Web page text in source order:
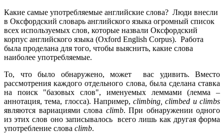
Какие самые употребляемые английские слова? Люди внесли
в Оксфордский словарь английского языка огромный список
всех используемых слов, которые назвали Оксфордский
корпус английского языка (Oxford English Corpus). Работа
была проделана для того, чтобы выяснить, какие слова
наиболее употребляемые.
То, что было обнаружено, может вас удивить. Вместо
рассмотрения каждого отдельного слова, была сделана ставка
на поиск "базовых слов", именуемых леммами (лемма –
аннотация, тема, глосса). Например, climbing, climbed и climbs
являются вариациями слова climb. При обнаружении одного
из этих слов оно записывалось всего лишь как другая форма
употребление слова climb.